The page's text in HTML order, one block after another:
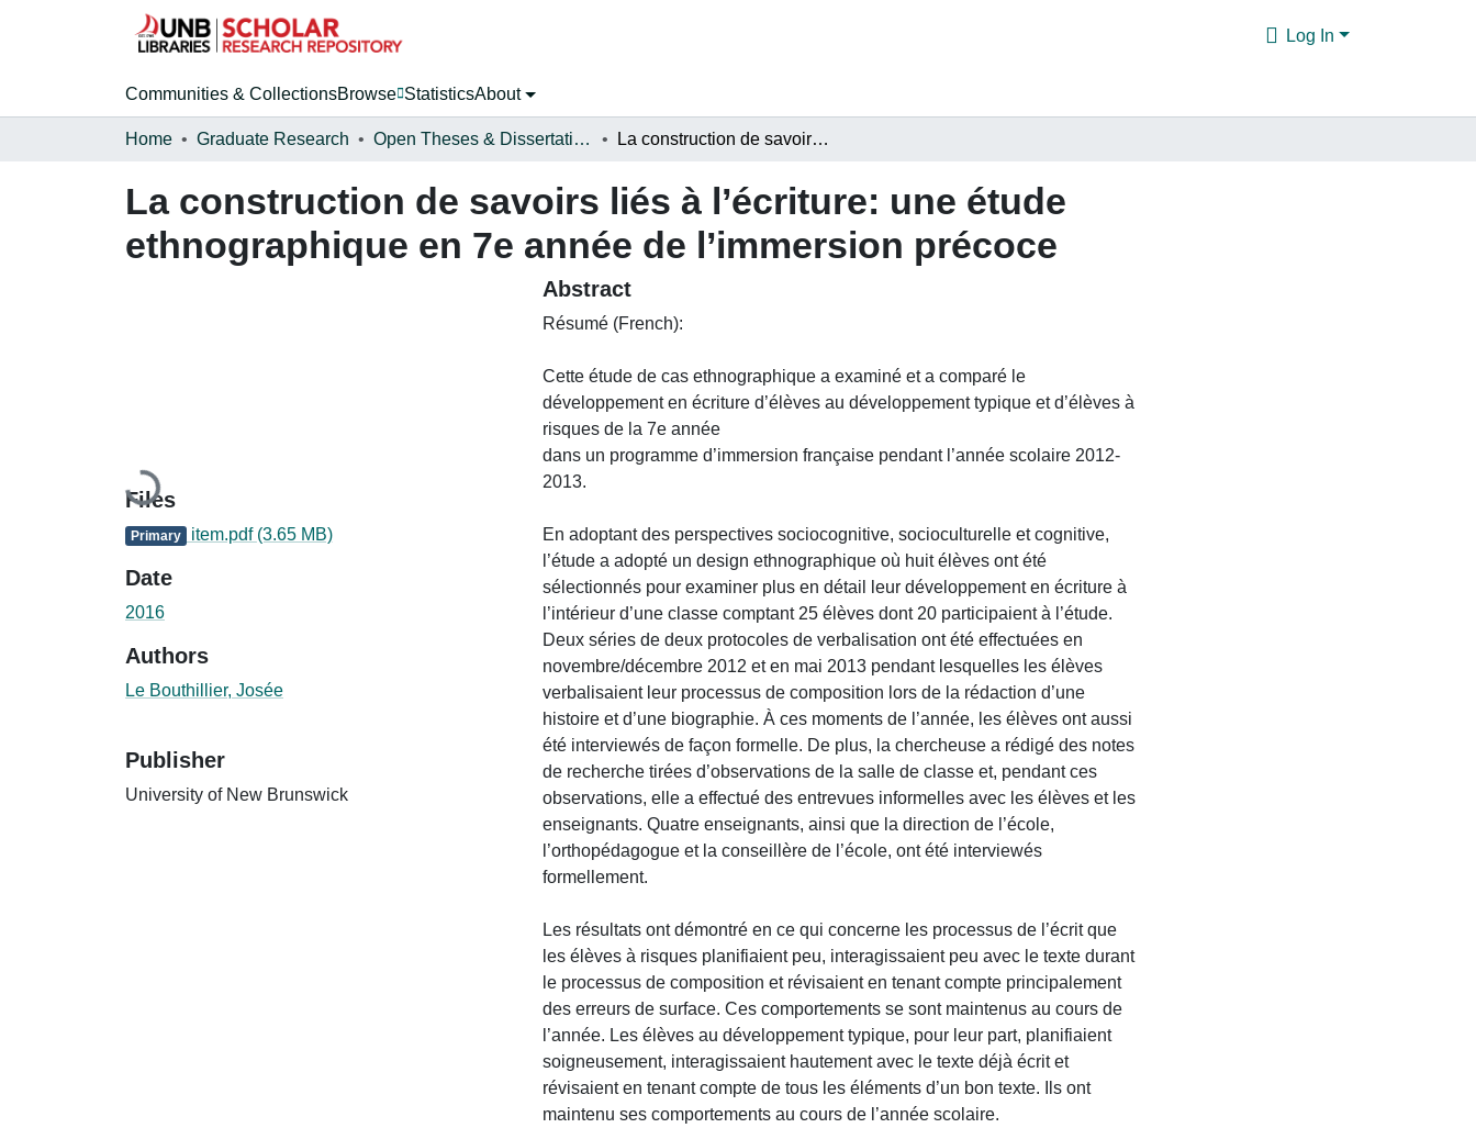
Log In
Communities & CollectionsBrowse StatisticsAbout
Home Graduate Research Open Theses & Dissertations La construction de savoirs liés à l’écriture: une étude ethnographique en 7e année de l’immersion précoce
La construction de savoirs liés à l’écriture: une étude
ethnographique en 7e année de l’immersion précoce
Loading...
Files
Primary item.pdf (3.65 MB)
Date
2016
Authors
Le Bouthillier, Josée
Publisher
University of New Brunswick
Abstract
Résumé (French):
Cette étude de cas ethnographique a examiné et a comparé le
développement en écriture d’élèves au développement typique et d’élèves à
risques de la 7e année
dans un programme d’immersion française pendant l’année scolaire 2012-
2013.
En adoptant des perspectives sociocognitive, socioculturelle et cognitive,
l’étude a adopté un design ethnographique où huit élèves ont été
sélectionnés pour examiner plus en détail leur développement en écriture à
l’intérieur d’une classe comptant 25 élèves dont 20 participaient à l’étude.
Deux séries de deux protocoles de verbalisation ont été effectuées en
novembre/décembre 2012 et en mai 2013 pendant lesquelles les élèves
verbalisaient leur processus de composition lors de la rédaction d’une
histoire et d’une biographie. À ces moments de l’année, les élèves ont aussi
été interviewés de façon formelle. De plus, la chercheuse a rédigé des notes
de recherche tirées d’observations de la salle de classe et, pendant ces
observations, elle a effectué des entrevues informelles avec les élèves et les
enseignants. Quatre enseignants, ainsi que la direction de l’école,
l’orthopédagogue et la conseillère de l’école, ont été interviewés
formellement.
Les résultats ont démontré en ce qui concerne les processus de l’écrit que
les élèves à risques planifiaient peu, interagissaient peu avec le texte durant
le processus de composition et révisaient en tenant compte principalement
des erreurs de surface. Ces comportements se sont maintenus au cours de
l’année. Les élèves au développement typique, pour leur part, planifiaient
soigneusement, interagissaient hautement avec le texte déjà écrit et
révisaient en tenant compte de tous les éléments d’un bon texte. Ils ont
maintenu ses comportements au cours de l’année scolaire.